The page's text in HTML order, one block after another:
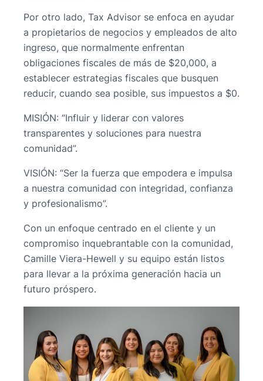
Por otro lado, Tax Advisor se enfoca en ayudar
a propietarios de negocios y empleados de alto
ingreso, que normalmente enfrentan
obligaciones fiscales de más de $20,000, a
establecer estrategias fiscales que busquen
reducir, cuando sea posible, sus impuestos a $0.
MISIÓN: “Influir y liderar con valores
transparentes y soluciones para nuestra
comunidad”.
VISIÓN: “Ser la fuerza que empodera e impulsa
a nuestra comunidad con integridad, confianza
y profesionalismo”.
Con un enfoque centrado en el cliente y un
compromiso inquebrantable con la comunidad,
Camille Viera-Hewell y su equipo están listos
para llevar a la próxima generación hacia un
futuro próspero.